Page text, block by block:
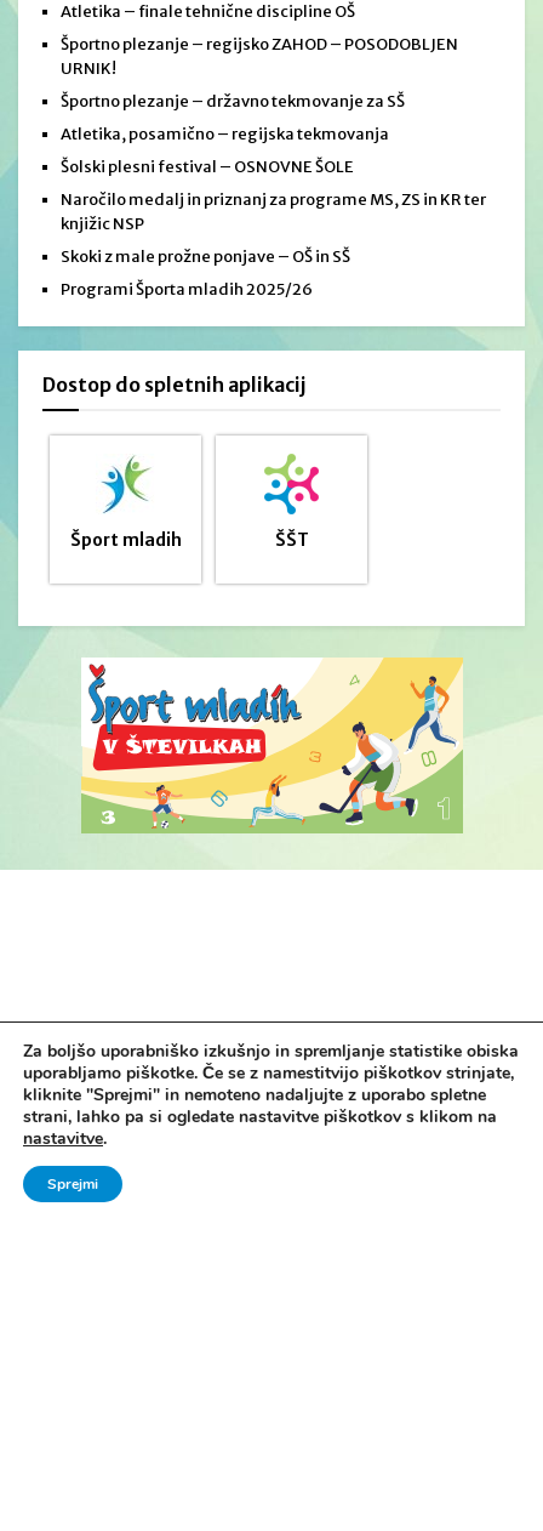
Atletika – finale tehnične discipline OŠ
Športno plezanje – regijsko ZAHOD – POSODOBLJEN
URNIK!
Športno plezanje – državno tekmovanje za SŠ
Atletika, posamično – regijska tekmovanja
Šolski plesni festival – OSNOVNE ŠOLE
Naročilo medalj in priznanj za programe MS, ZS in KR ter
knjižic NSP
Skoki z male prožne ponjave – OŠ in SŠ
Programi Športa mladih 2025/26
Dostop do spletnih aplikacij
Šport mladih ŠŠT
Vse pravice pridržane. © 2006 - 2024 Ministrstvo za šolstvo in šport -
Direktorat za šport, Zavod za Šport RS Planica
Za boljšo uporabniško izkušnjo in spremljanje statistike obiska
uporabljamo piškotke. Če se z namestitvijo piškotkov strinjate,
kliknite "Sprejmi" in nemoteno nadaljujte z uporabo spletne
strani, lahko pa si ogledate nastavitve piškotkov s klikom na
nastavitve.
Sprejmi